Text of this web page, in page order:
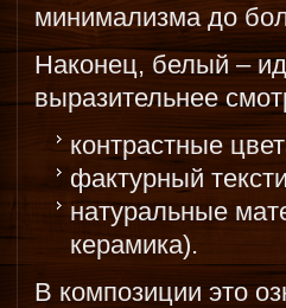
минимализма до
Наконец, белый –
выразительнее
контрастные
фактурный
натуральные
керамика).
В композиции это